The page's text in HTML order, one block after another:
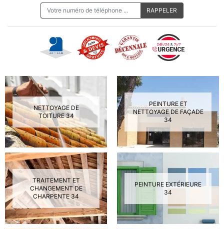
NETTOYAGE DE
TOITURE 34
PEINTURE ET
NETTOYAGE DE FAÇADE
34
TRAITEMENT ET
CHANGEMENT DE
CHARPENTE 34
PEINTURE EXTÉRIEURE
34